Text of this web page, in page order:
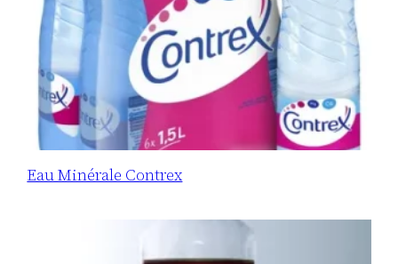
Eau Minérale Contrex